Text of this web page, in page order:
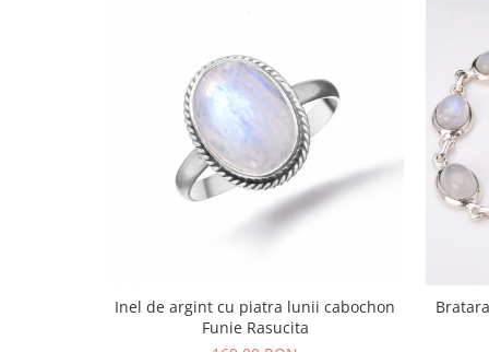
Inel de argint cu piatra lunii cabochon
Funie Rasucita